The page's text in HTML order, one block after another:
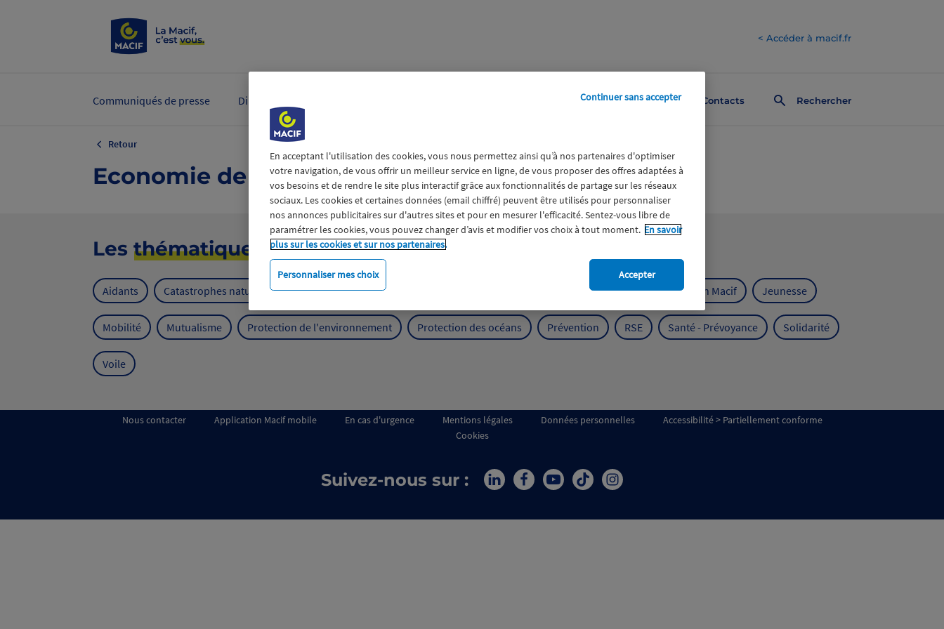
< Accéder à macif.fr
Contacts Rechercher
Communiqués de presse Dirigeants et experts
Retour
Economie de la Santé Biologie
Les thématiques
Aidants Catastrophes naturelles Climat Engagement Expérience clients Fondation Macif Jeunesse
Mobilité Mutualisme Protection de l'environnement Protection des océans Prévention RSE Santé - Prévoyance Solidarité
Voile
Nous contacter Application Macif mobile En cas d'urgence Mentions légales Données personnelles
Accessibilité > Partiellement conforme
Cookies
Suivez-nous sur :
En acceptant l'utilisation des cookies, vous nous permettez ainsi qu’à nos partenaires d'optimiser
votre navigation, de vous offrir un meilleur service en ligne, de vous proposer des offres adaptées à
vos besoins et de rendre le site plus interactif grâce aux fonctionnalités de partage sur les réseaux
sociaux. Les cookies et certaines données (email chiffré) peuvent être utilisés pour personnaliser
nos annonces publicitaires sur d'autres sites et pour en mesurer l'efficacité. Sentez-vous libre de
paramétrer les cookies, vous pouvez changer d’avis et modifier vos choix à tout moment. En savoir
plus sur les cookies et sur nos partenaires.
Personnaliser mes choix
Continuer sans accepter
Accepter